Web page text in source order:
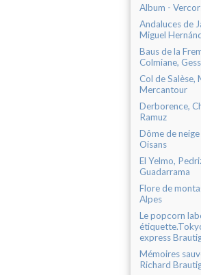
Album -
Andaluces de
Miguel
Baus de la
Colmiane,
Col de Salèse,
Mercantour
Derborence,
Ramuz
Dôme de
Oisans
El Yelmo,
Guadarrama
Flore de
Alpes
Le popcorn
express
Mémoires
Richard